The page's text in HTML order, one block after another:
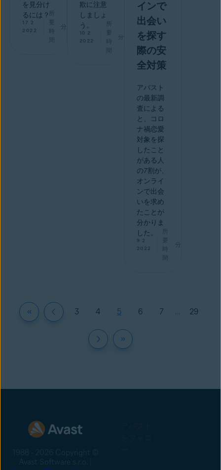
を見分け
るには？
17 2
2022
所
要
時
分
欺に注意
しましょ
う。
10 2
2022
所
要
時
分
インで
出会い
を探す
際の安
全対策
アバスト
の最新調
査による
と、コロ
ナ禍恋愛
対象を探
したこと
がある人
の7割が、
オンライ
ンで出会
いを求め
たことが
分かりま
した。
9 2
2022
所
要
時
分
3 4 5 6 7 29